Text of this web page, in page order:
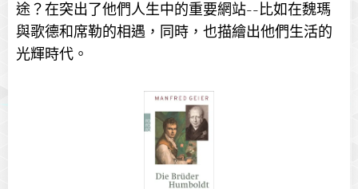
途？在突出了他們人生中的重要網站--比如在魏瑪
與歌德和席勒的相遇，同時，也描繪出他們生活的
光輝時代。